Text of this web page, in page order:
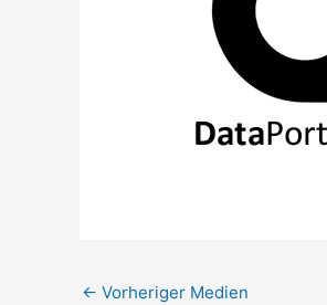
← Vorheriger Medien